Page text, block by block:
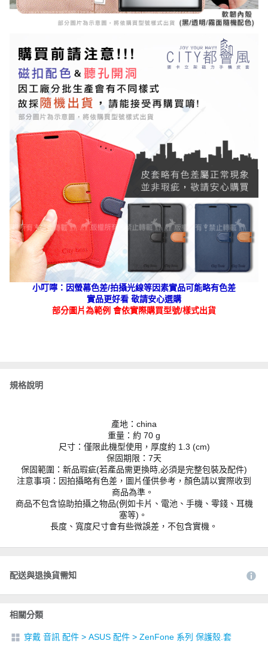
小叮嚀：因螢幕色差/拍攝光線等因素實品可能略有色差
實品更好看 敬請安心選購
部分圖片為範例 會依實際購買型號/樣式出貨
規格說明
產地：china
重量：約 70 g
尺寸：僅限此機型使用，厚度約 1.3 (cm)
保固期限：7天
保固範圍：新品瑕疵(若產品需更換時,必須是完整包裝及配件)
注意事項：因拍攝略有色差，圖片僅供參考，顏色請以實際收到
商品為準。
商品不包含協助拍攝之物品(例如卡片、電池、手機、零錢、耳機
塞等)。
長度、寬度尺寸會有些微誤差，不包含實機。
配送與退換貨需知
相關分類
穿戴 音訊 配件 > ASUS 配件 > ZenFone 系列 保護殼.套